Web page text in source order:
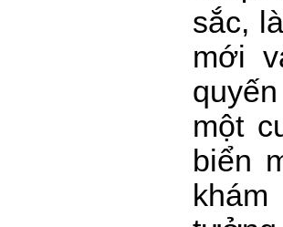
sắc,
mới
một
biển